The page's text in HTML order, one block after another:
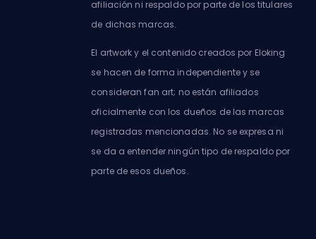
afiliación ni respaldo por parte de los titulares
de dichas marcas.
El artwork y el contenido creados por Eloking
se hacen de forma independiente y se
consideran fan art; no están afiliados
oficialmente con los dueños de las marcas
registradas mencionadas. No se expresa ni
se da a entender ningún tipo de respaldo por
parte de esos dueños.